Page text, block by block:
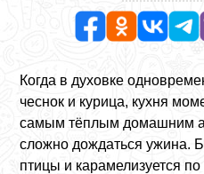
Когда в духовке
чеснок и курица, кухня
самым тёплым домашним
сложно дождаться ужина.
птицы и карамелизуется